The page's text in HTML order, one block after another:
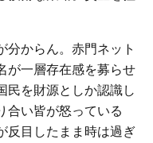
分からん。赤門ネット
が一層存在感を募らせ
民を財源としか認識し
合い皆が怒っている
反目したまま時は過ぎ